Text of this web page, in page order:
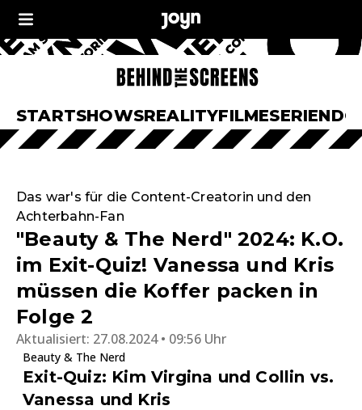
STARTSHOWSREALITYFILMESERIEN
Das war's für die Content-Creatorin und den
Achterbahn-Fan
"Beauty & The Nerd" 2024: K.O.
im Exit-Quiz! Vanessa und Kris
müssen die Koffer packen in
Folge 2
Aktualisiert: 27.08.2024 • 09:56 Uhr
Beauty & The Nerd
Exit-Quiz: Kim Virgina und Collin vs.
Vanessa und Kris